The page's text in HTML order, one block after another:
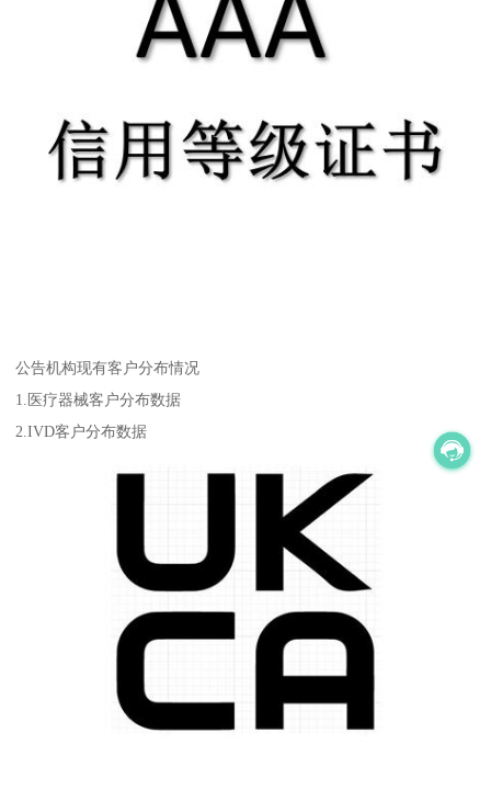
公告机构现有客户分布情况
1.医疗器械客户分布数据
2.IVD客户分布数据